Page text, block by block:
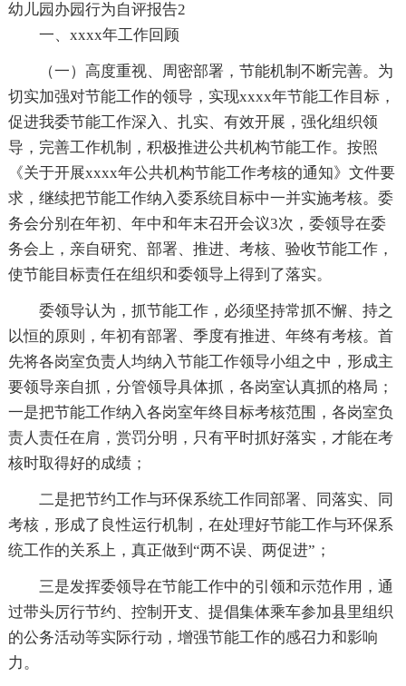
幼儿园办园行为自评报告2
一、xxxx年工作回顾
（一）高度重视、周密部署，节能机制不断完善。为
切实加强对节能工作的领导，实现xxxx年节能工作目标，
促进我委节能工作深入、扎实、有效开展，强化组织领
导，完善工作机制，积极推进公共机构节能工作。按照
《关于开展xxxx年公共机构节能工作考核的通知》文件要
求，继续把节能工作纳入委系统目标中一并实施考核。委
务会分别在年初、年中和年末召开会议3次，委领导在委
务会上，亲自研究、部署、推进、考核、验收节能工作，
使节能目标责任在组织和委领导上得到了落实。
委领导认为，抓节能工作，必须坚持常抓不懈、持之
以恒的原则，年初有部署、季度有推进、年终有考核。首
先将各岗室负责人均纳入节能工作领导小组之中，形成主
要领导亲自抓，分管领导具体抓，各岗室认真抓的格局；
一是把节能工作纳入各岗室年终目标考核范围，各岗室负
责人责任在肩，赏罚分明，只有平时抓好落实，才能在考
核时取得好的成绩；
二是把节约工作与环保系统工作同部署、同落实、同
考核，形成了良性运行机制，在处理好节能工作与环保系
统工作的关系上，真正做到“两不误、两促进”；
三是发挥委领导在节能工作中的引领和示范作用，通
过带头厉行节约、控制开支、提倡集体乘车参加县里组织
的公务活动等实际行动，增强节能工作的感召力和影响
力。